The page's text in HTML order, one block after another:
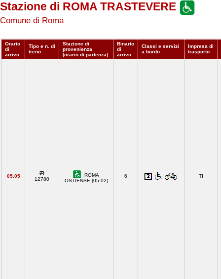
Stazione di ROMA TRASTEVERE
Comune di Roma
Orario
di
arrivo
Tipo e n. di
treno
Stazione di
provenienza
(orario di partenza)
Binario
di
arrivo
Classi e servizi
a bordo
Impresa di
trasporto
05.05
12780
ROMA
OSTIENSE (05.02)
6 TI